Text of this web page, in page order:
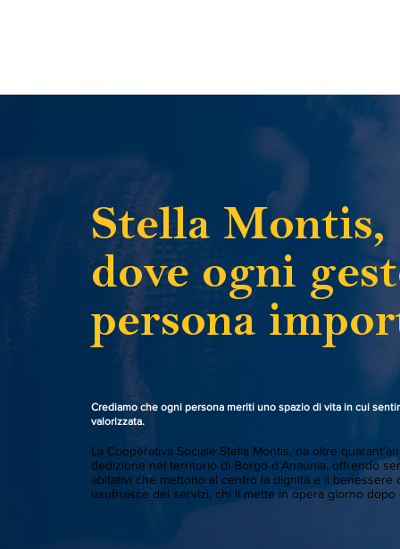
Stella Montis,
dove ogni
persona
Crediamo che ogni persona meriti uno spazio di vita in cui
valorizzata.
La Cooperativa Sociale Stella Montis, da oltre
dedizione nel territorio di Borgo d’Anaunia, offrendo
abitativi che mettono al centro la dignità e il benessere
usufruisce dei servizi, chi li mette in opera giorno dopo